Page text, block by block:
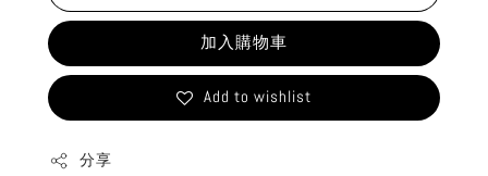
加入購物車
Add to wishlist
分享